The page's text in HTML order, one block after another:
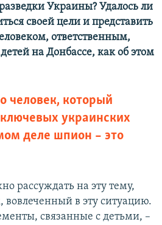
Украины? Удалось ли
своей цели и представить
ответственным,
на Донбассе, как об этом
человек, который
украинских
деле шпион – это
рассуждать на эту тему,
вовлеченный в эту ситуацию.
связанные с детьми, –